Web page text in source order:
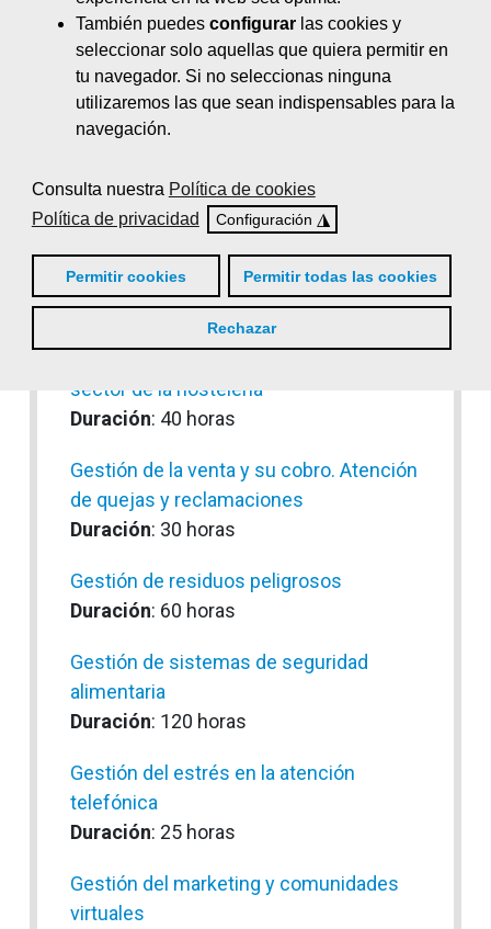
También puedes configurarlas cookies y
seleccionar solo aquellas que quiera permitir en
tu navegador. Si no seleccionas ninguna
utilizaremos las que sean indispensables para la
navegación.
Consulta nuestra Política de cookies
Política de privacidad
Configuración ◮
Permitir cookies Permitir todas las cookies
Rechazar
Duración: 40 horas
Gestión de comunidades virtuales
Duración: 100 horas
Gestión de equipos eficaces: influir y
Duración: 20 horas
vehículos
Duración: 35 horas
sector de la hostelería
Duración: 40 horas
Gestión de la venta y su cobro. Atención
de quejas y reclamaciones
Duración: 30 horas
Gestión de residuos peligrosos
Duración: 60 horas
Gestión de sistemas de seguridad
alimentaria
Duración: 120 horas
Gestión del estrés en la atención
telefónica
Duración: 25 horas
Gestión del marketing y comunidades
virtuales